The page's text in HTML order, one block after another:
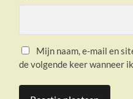
Mijn naam, e-mail en
de volgende keer wanneer